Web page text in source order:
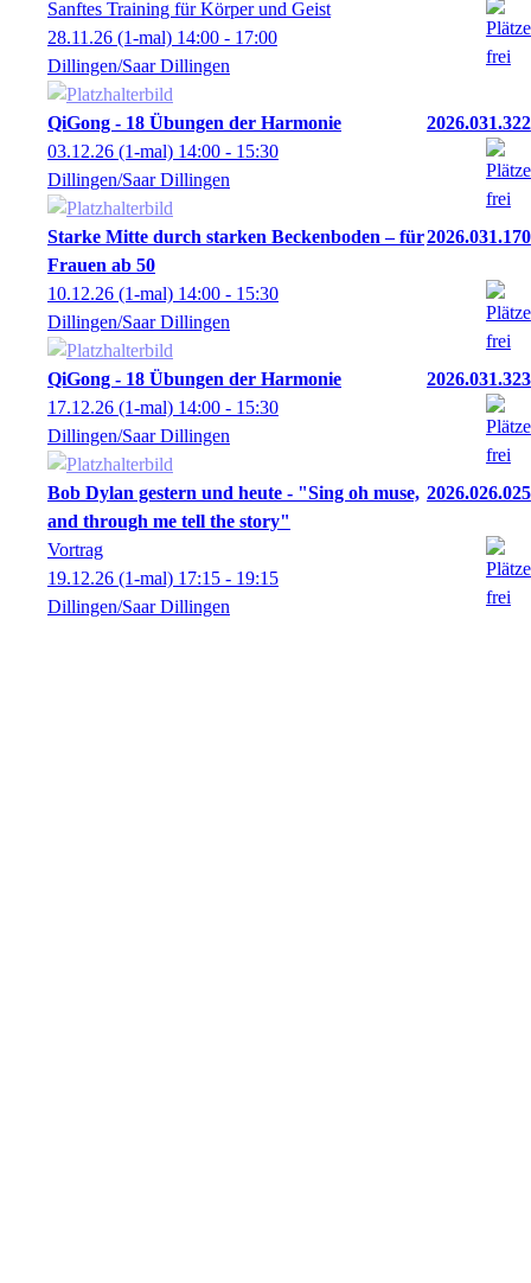
Sanftes Training für Körper und Geist
28.11.26 (1-mal) 14:00 - 17:00
Dillingen/Saar Dillingen
QiGong - 18 Übungen der Harmonie
2026.031.322
03.12.26 (1-mal) 14:00 - 15:30
Dillingen/Saar Dillingen
Starke Mitte durch starken Beckenboden – für
Frauen ab 50
2026.031.170
10.12.26 (1-mal) 14:00 - 15:30
Dillingen/Saar Dillingen
QiGong - 18 Übungen der Harmonie
2026.031.323
17.12.26 (1-mal) 14:00 - 15:30
Dillingen/Saar Dillingen
Bob Dylan gestern und heute - "Sing oh muse,
and through me tell the story"
2026.026.025
Vortrag
19.12.26 (1-mal) 17:15 - 19:15
Dillingen/Saar Dillingen